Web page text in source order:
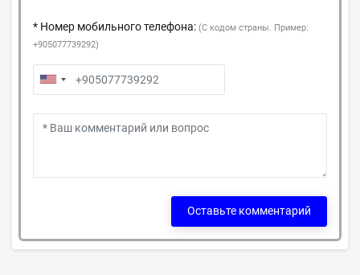
* Номер мобильного телефона: (С кодом страны. Пример:
+905077739292)
Оставьте комментарий